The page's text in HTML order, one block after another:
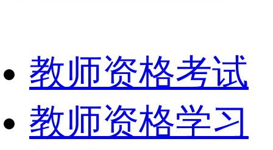
教师资格考试
教师资格学习